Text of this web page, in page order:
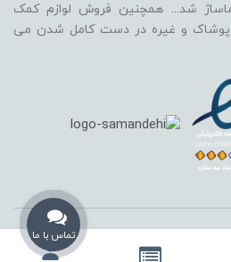
تماس با ما
شد... همچنین فروش لوازم کمک
پوشاک و غیره در دست کامل شدن می
و محتوای سایت فقط برای مقاصد غیر تجاری
حقوق این وب‌سایت نیز برای مرکز ماساژ